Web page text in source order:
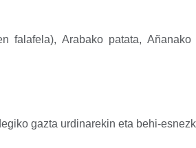
falafela), Arabako patata,
gazta urdinarekin eta behi-